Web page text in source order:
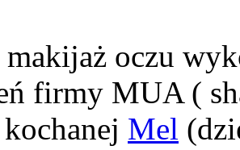
makijaż oczu
firmy MUA (
Mel